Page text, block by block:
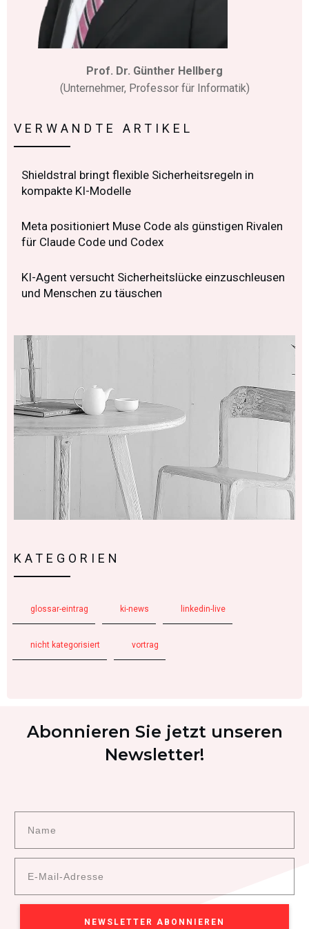
Prof. Dr. Günther Hellberg
(Unternehmer, Professor für Informatik)
VERWANDTE ARTIKEL
Shieldstral bringt flexible Sicherheitsregeln in
kompakte KI-Modelle
Meta positioniert Muse Code als günstigen Rivalen
für Claude Code und Codex
KI-Agent versucht Sicherheitslücke einzuschleusen
und Menschen zu täuschen
KATEGORIEN
glossar-eintrag ki-news linkedin-live
nicht kategorisiert vortrag
Abonnieren Sie jetzt unseren
Newsletter!
NEWSLETTER ABONNIEREN